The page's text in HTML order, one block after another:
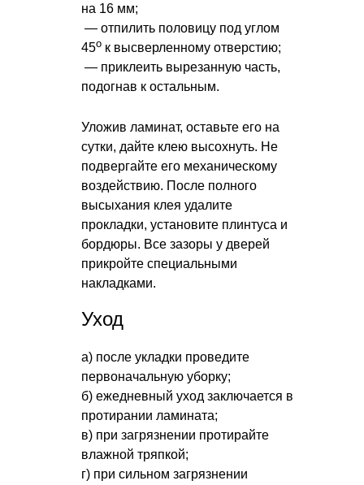
на 16 мм;
— отпилить половицу под углом
45о к высверленному отверстию;
— приклеить вырезанную часть,
подогнав к остальным.
Уложив ламинат, оставьте его на
сутки, дайте клею высохнуть. Не
подвергайте его механическому
воздействию. После полного
высыхания клея удалите
прокладки, установите плинтуса и
бордюры. Все зазоры у дверей
прикройте специальными
накладками.
Уход
а) после укладки проведите
первоначальную уборку;
б) ежедневный уход заключается в
протирании ламината;
в) при загрязнении протирайте
влажной тряпкой;
г) при сильном загрязнении